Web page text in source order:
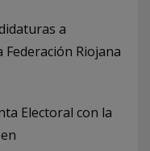
a
Federación Riojana
Electoral con la